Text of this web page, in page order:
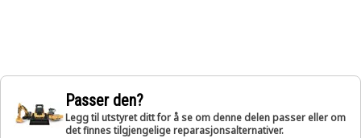
Passer den?
Legg til utstyret ditt for å se om denne delen passer eller om
det finnes tilgjengelige reparasjonsalternativer.